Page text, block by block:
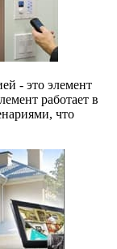
- это элемент
работает в
что